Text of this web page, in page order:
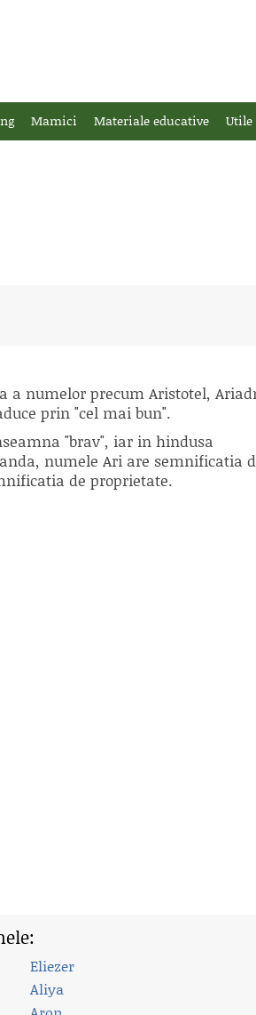
Mamici Materiale educative Utile
a numelor precum Aristotel,
prin "cel mai bun".
"brav", iar in hindusa
numele Ari are semnificatia
de proprietate.
Eliezer
Aliya